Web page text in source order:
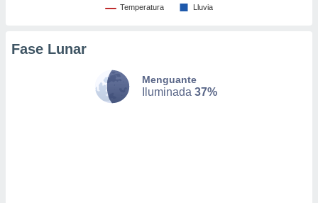
Temperatura Lluvia
Fase Lunar
Menguante
Iluminada 37%